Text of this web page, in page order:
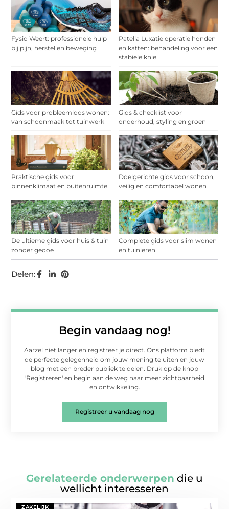
Fysio Weert: professionele hulp
bij pijn, herstel en beweging
Patella Luxatie operatie honden
en katten: behandeling voor een
stabiele knie
Gids voor probleemloos wonen:
van schoonmaak tot tuinwerk
Gids & checklist voor
onderhoud, styling en groen
Praktische gids voor
binnenklimaat en buitenruimte
Doelgerichte gids voor schoon,
veilig en comfortabel wonen
De ultieme gids voor huis & tuin
zonder gedoe
Complete gids voor slim wonen
en tuinieren
Begin vandaag nog!
Aarzel niet langer en registreer je direct. Ons platform biedt
de perfecte gelegenheid om jouw mening te uiten en jouw
blog met een breder publiek te delen. Druk op de knop
'Registreren' en begin aan de weg naar meer zichtbaarheid
en ontwikkeling.
Registreer u vandaag nog
Delen:
Gerelateerde onderwerpen die u
wellicht interesseren
ZAKELIJK